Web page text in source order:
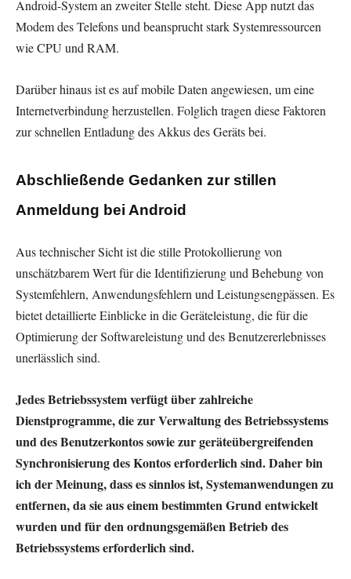
Android-System an zweiter Stelle steht. Diese App nutzt das
Modem des Telefons und beansprucht stark Systemressourcen
wie CPU und RAM.
Darüber hinaus ist es auf mobile Daten angewiesen, um eine
Internetverbindung herzustellen. Folglich tragen diese Faktoren
zur schnellen Entladung des Akkus des Geräts bei.
Abschließende Gedanken zur stillen
Anmeldung bei Android
Aus technischer Sicht ist die stille Protokollierung von
unschätzbarem Wert für die Identifizierung und Behebung von
Systemfehlern, Anwendungsfehlern und Leistungsengpässen. Es
bietet detaillierte Einblicke in die Geräteleistung, die für die
Optimierung der Softwareleistung und des Benutzererlebnisses
unerlässlich sind.
Jedes Betriebssystem verfügt über zahlreiche
Dienstprogramme, die zur Verwaltung des Betriebssystems
und des Benutzerkontos sowie zur geräteübergreifenden
Synchronisierung des Kontos erforderlich sind. Daher bin
ich der Meinung, dass es sinnlos ist, Systemanwendungen zu
entfernen, da sie aus einem bestimmten Grund entwickelt
wurden und für den ordnungsgemäßen Betrieb des
Betriebssystems erforderlich sind.